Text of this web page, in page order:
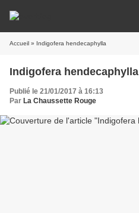
Accueil » Indigofera hendecaphylla
Indigofera hendecaphylla
Publié le 21/01/2017 à 16:13
Par La Chaussette Rouge